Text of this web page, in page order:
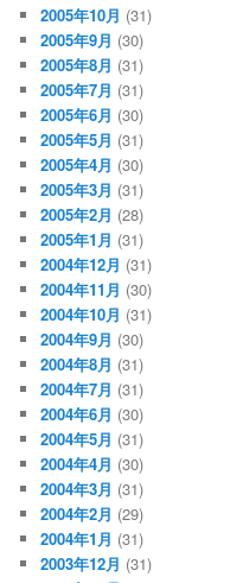
2005年10月 (31)
2005年9月 (30)
2005年8月 (31)
2005年7月 (31)
2005年6月 (30)
2005年5月 (31)
2005年4月 (30)
2005年3月 (31)
2005年2月 (28)
2005年1月 (31)
2004年12月 (31)
2004年11月 (30)
2004年10月 (31)
2004年9月 (30)
2004年8月 (31)
2004年7月 (31)
2004年6月 (30)
2004年5月 (31)
2004年4月 (30)
2004年3月 (31)
2004年2月 (29)
2004年1月 (31)
2003年12月 (31)